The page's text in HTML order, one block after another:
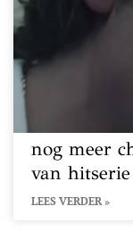
nog meer
van
LEES VERDER »